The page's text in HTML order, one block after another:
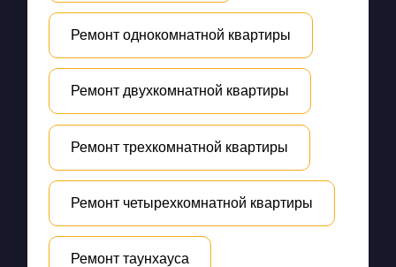
Ремонт однокомнатной квартиры
Ремонт двухкомнатной квартиры
Ремонт трехкомнатной квартиры
Ремонт четырехкомнатной квартиры
Ремонт таунхауса